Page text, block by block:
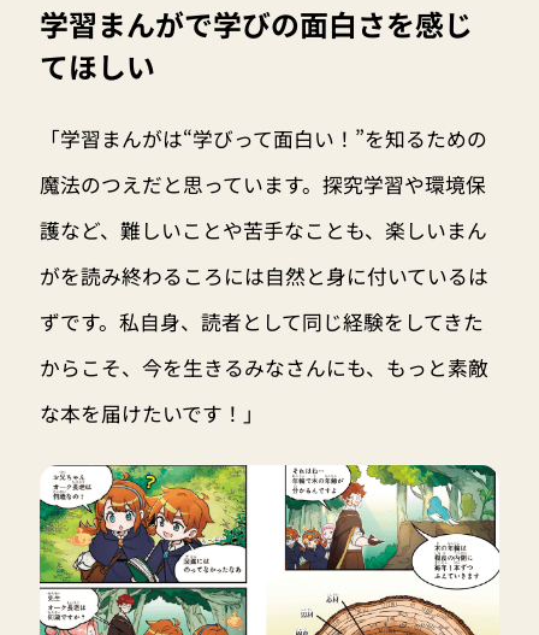
学習まんがで学びの面白さを感じ
てほしい
「学習まんがは“学びって面白い！”を知るための
魔法のつえだと思っています。探究学習や環境保
護など、難しいことや苦手なことも、楽しいまん
がを読み終わるころには自然と身に付いているは
ずです。私自身、読者として同じ経験をしてきた
からこそ、今を生きるみなさんにも、もっと素敵
な本を届けたいです！」